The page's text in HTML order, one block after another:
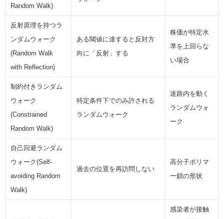
Random Walk)
反射原理を持つラ
ンダムウォーク
(Random Walk
with Reflection)
ある閾値に達すると反対方
向に「反射」する
株価が特定水
準を上回らな
い場合
制約付きランダム
ウォーク
(Constrained
Random Walk)
特定条件下でのみ許される
ランダムウォーク
迷路内を動く
ランダムウォ
ーク
自己回避ランダム
ウォーク(Self-
avoiding Random
Walk)
過去の位置を再訪問しない
高分子ポリマ
ー鎖の形状
感染者が接触